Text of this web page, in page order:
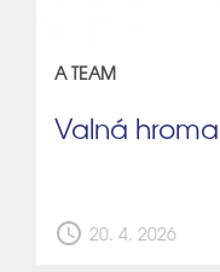
A TEAM
Valná
schedule 20. 4. 2026